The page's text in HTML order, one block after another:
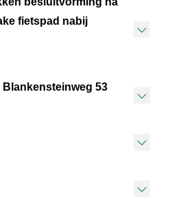
fietspad nabij
53